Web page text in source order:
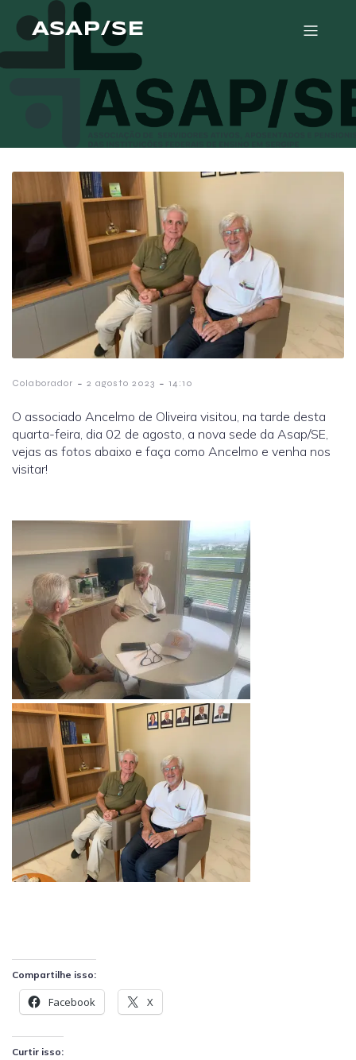
ASAP/SE
Colaborador - 2 agosto 2023 - 14:10
O associado Ancelmo de Oliveira visitou, na tarde desta
quarta-feira, dia 02 de agosto, a nova sede da Asap/SE,
vejas as fotos abaixo e faça como Ancelmo e venha nos
visitar!
Compartilhe isso:
Facebook X
Curtir isso: